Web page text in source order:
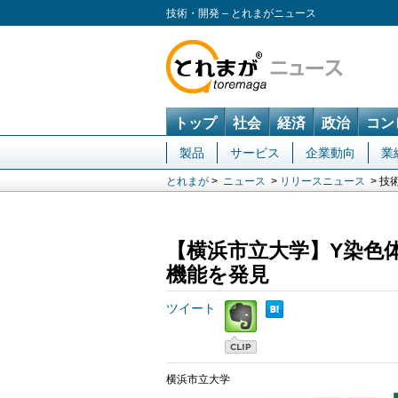
技術・開発 – とれまがニュース
トップ 社会 経済 政治 コン
製品 サービス 企業動向 業
とれまが > ニュース > リリースニュース > 技
【横浜市立大学】Y染
機能を発見
ツイート
横浜市立大学